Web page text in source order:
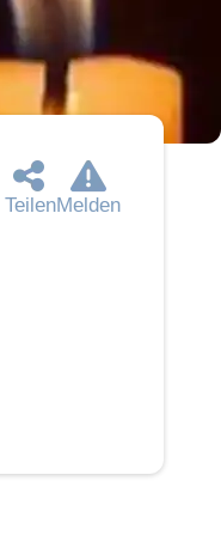
TeilenMelden